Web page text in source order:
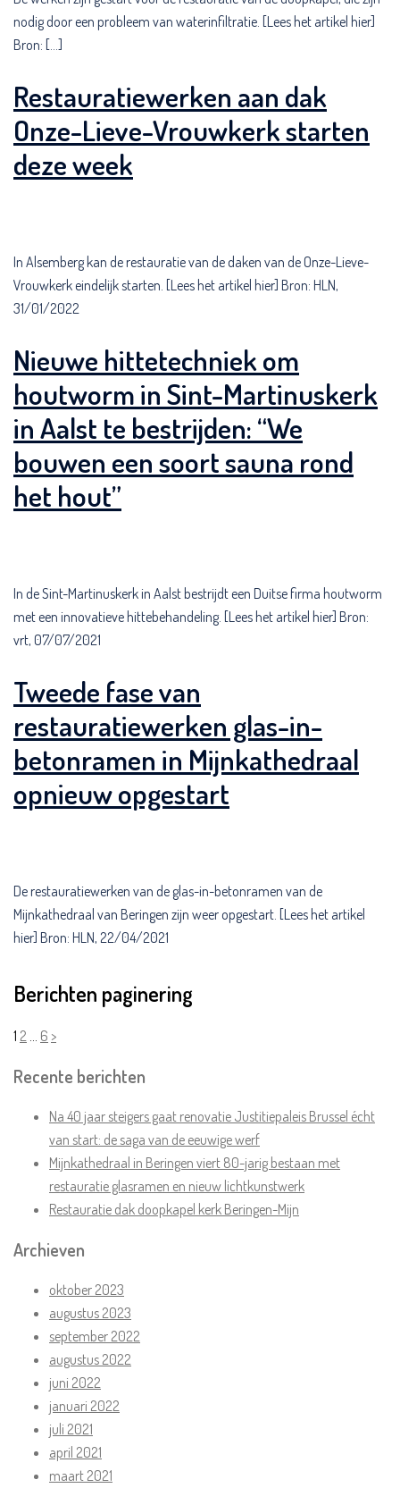
nodig door een probleem van waterinfiltratie. [Lees het artikel hier]
Bron: […]
Restauratiewerken aan dak
Onze-Lieve-Vrouwkerk starten
deze week
In Alsemberg kan de restauratie van de daken van de Onze-Lieve-
Vrouwkerk eindelijk starten. [Lees het artikel hier] Bron: HLN,
31/01/2022
Nieuwe hittetechniek om
houtworm in Sint-Martinuskerk
in Aalst te bestrijden: “We
bouwen een soort sauna rond
het hout”
In de Sint-Martinuskerk in Aalst bestrijdt een Duitse firma houtworm
met een innovatieve hittebehandeling. [Lees het artikel hier] Bron:
vrt, 07/07/2021
Tweede fase van
restauratiewerken glas-in-
betonramen in Mijnkathedraal
opnieuw opgestart
De restauratiewerken van de glas-in-betonramen van de
Mijnkathedraal van Beringen zijn weer opgestart. [Lees het artikel
hier] Bron: HLN, 22/04/2021
Berichten paginering
1 2 6 >
Recente berichten
Na 40 jaar steigers gaat renovatie Justitiepaleis Brussel écht
van start: de saga van de eeuwige werf
Mijnkathedraal in Beringen viert 80-jarig bestaan met
restauratie glasramen en nieuw lichtkunstwerk
Restauratie dak doopkapel kerk Beringen-Mijn
Archieven
oktober 2023
augustus 2023
september 2022
augustus 2022
juni 2022
januari 2022
juli 2021
april 2021
maart 2021